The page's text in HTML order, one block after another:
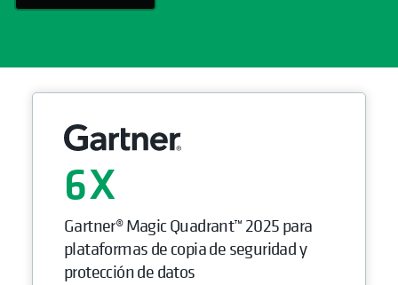
6
Gartner® Magic Quadrant™ 2025 para
plataformas de copia de seguridad y
protección de datos